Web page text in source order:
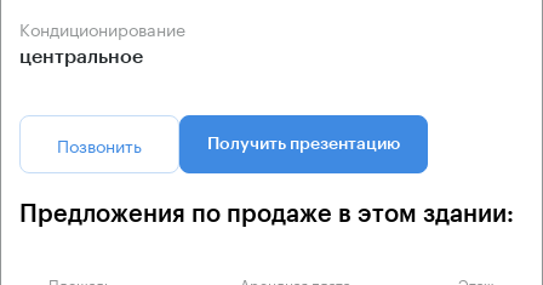
Кондиционирование
центральное
Позвонить Получить презентацию
Предложения по продаже в этом здании: